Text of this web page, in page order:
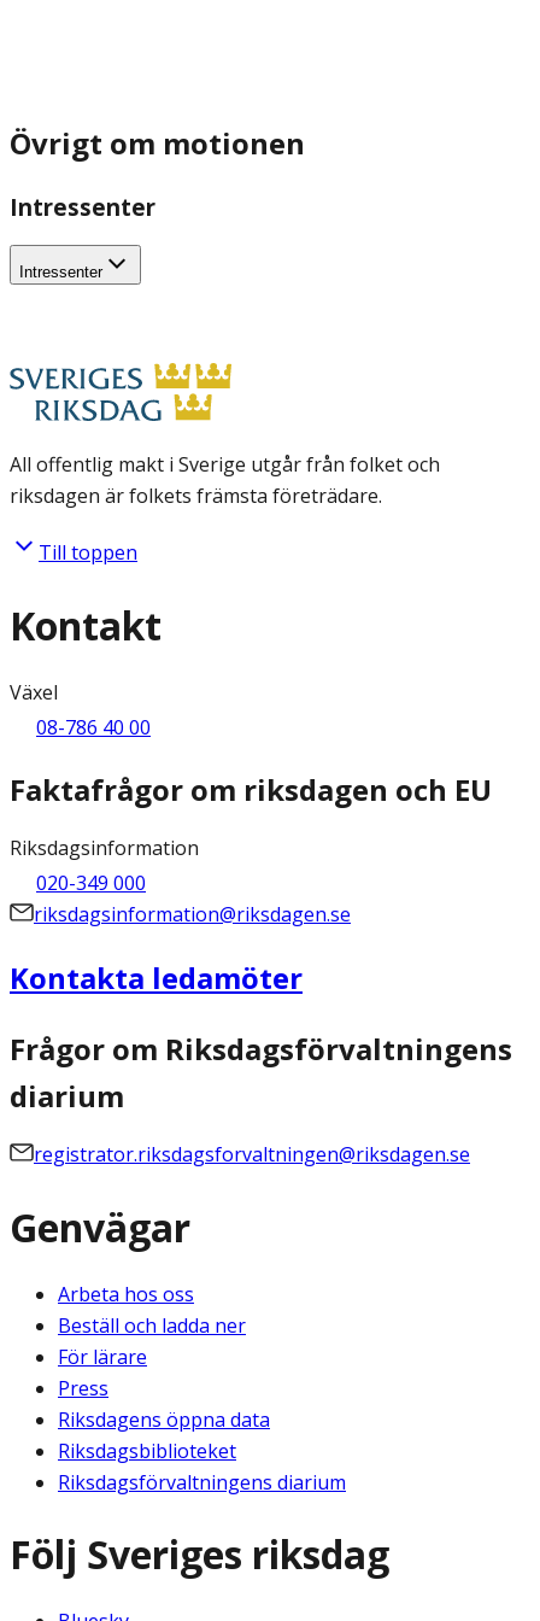
Övrigt om motionen
Intressenter
Intressenter
All offentlig makt i Sverige utgår från folket och
riksdagen är folkets främsta företrädare.
Till toppen
Kontakt
Växel
08-786 40 00
Faktafrågor om riksdagen och EU
Riksdagsinformation
020-349 000
riksdagsinformation@riksdagen.se
Kontakta ledamöter
Frågor om Riksdagsförvaltningens
diarium
registrator.riksdagsforvaltningen@riksdagen.se
Genvägar
Arbeta hos oss
Beställ och ladda ner
För lärare
Press
Riksdagens öppna data
Riksdagsbiblioteket
Riksdagsförvaltningens diarium
Följ Sveriges riksdag